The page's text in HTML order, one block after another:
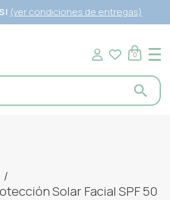
(ver condiciones de entregas)
0
Solar Facial SPF 50